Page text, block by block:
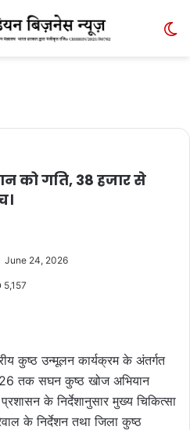
को गति, 38 हजार से
June 24, 2026
5,157
कुष्ठ उन्मूलन कार्यक्रम के अंतर्गत
तक सघन कुष्ठ खोज अभियान
के निर्देशानुसार मुख्य चिकित्सा
के निर्देशन तथा जिला कुष्ठ